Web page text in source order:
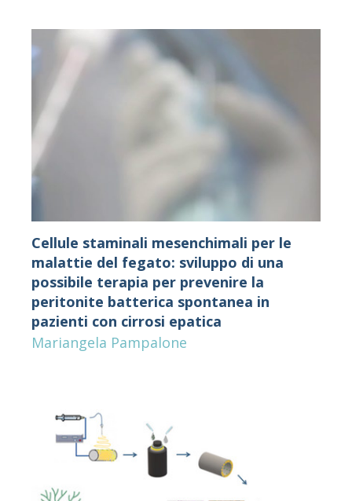
Cellule staminali mesenchimali per le
malattie del fegato: sviluppo di una
possibile terapia per prevenire la
peritonite batterica spontanea in
pazienti con cirrosi epatica
Mariangela Pampalone